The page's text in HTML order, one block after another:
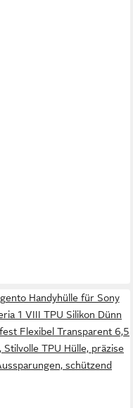
Handyhülle für Sony
1 VIII TPU Silikon Dünn
Flexibel Transparent 6,5
Stilvolle TPU Hülle, präzise
schützend